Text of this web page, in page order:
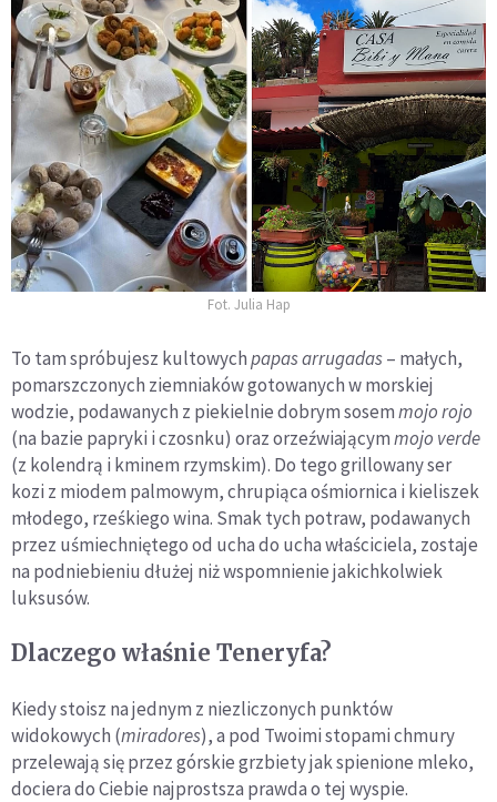
Fot. Julia Hap
To tam spróbujesz kultowychpapas arrugadas– małych,
pomarszczonych ziemniaków gotowanych w morskiej
wodzie, podawanych z piekielnie dobrym sosemmojo rojo
(na bazie papryki i czosnku) oraz orzeźwiającymmojo verde
(z kolendrą i kminem rzymskim). Do tego grillowany ser
kozi z miodem palmowym, chrupiąca ośmiornica i kieliszek
młodego, rześkiego wina. Smak tych potraw, podawanych
przez uśmiechniętego od ucha do ucha właściciela, zostaje
na podniebieniu dłużej niż wspomnienie jakichkolwiek
luksusów.
Dlaczego właśnie Teneryfa?
Kiedy stoisz na jednym z niezliczonych punktów
widokowych (miradores), a pod Twoimi stopami chmury
przelewają się przez górskie grzbiety jak spienione mleko,
dociera do Ciebie najprostsza prawda o tej wyspie.